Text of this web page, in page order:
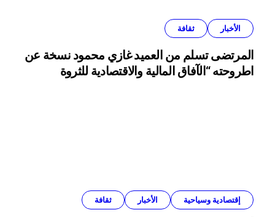
الأخبار ثقافة
المرتضى تسلم من العميد غازي محمود نسخة عن
اطروحته “الآفاق المالية والاقتصادية للثروة
إقتصادية وسياحية الأخبار ثقافة